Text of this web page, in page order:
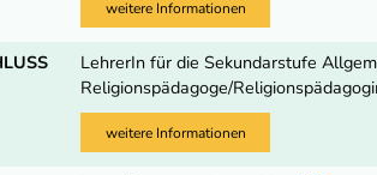
weitere Informationen
LehrerIn für die Sekundarstufe
Religionspädagoge/
weitere Informationen